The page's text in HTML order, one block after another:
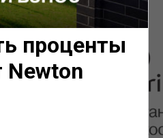
проценты
Newton